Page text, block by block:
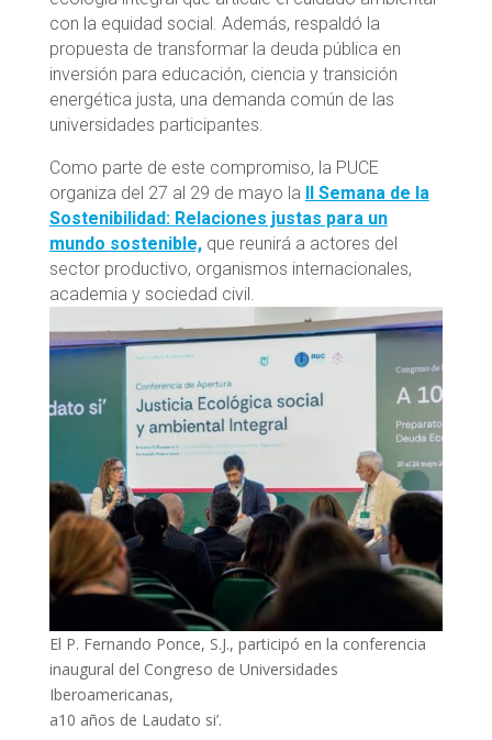
con la equidad social. Además, respaldó la
propuesta de transformar la deuda pública en
inversión para educación, ciencia y transición
energética justa, una demanda común de las
universidades participantes.
Como parte de este compromiso, la PUCE
organiza del 27 al 29 de mayo la II Semana de la
Sostenibilidad: Relaciones justas para un
mundo sostenible,que reunirá a actores del
sector productivo, organismos internacionales,
academia y sociedad civil.
El P. Fernando Ponce, S.J., participó en la conferencia
inaugural del Congreso de Universidades
Iberoamericanas,
a10 años de Laudato si’.